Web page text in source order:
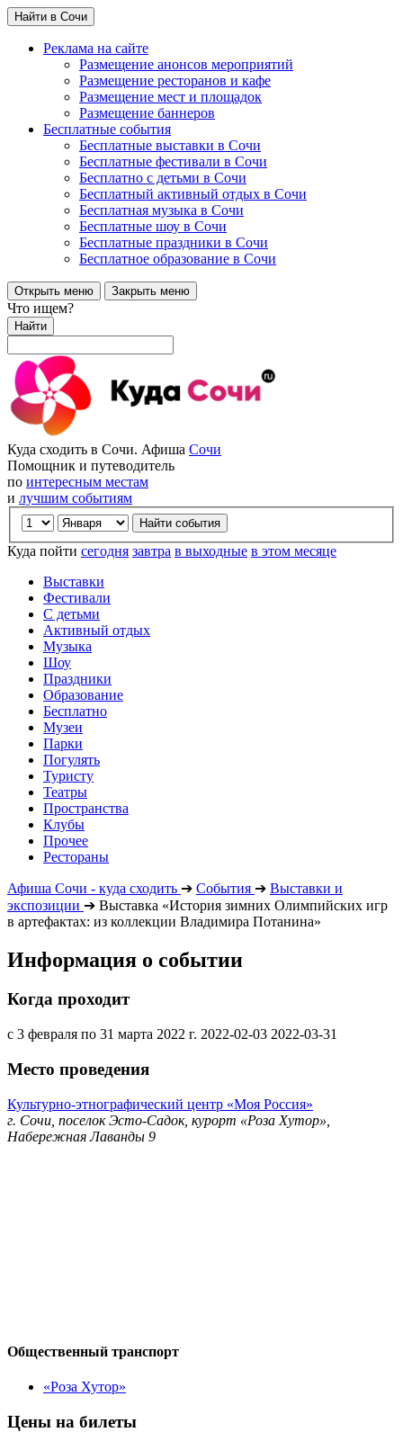
Найти в Сочи
Реклама на сайте
Размещение анонсов мероприятий
Размещение ресторанов и кафе
Размещение мест и площадок
Размещение баннеров
Бесплатные события
Бесплатные выставки в Сочи
Бесплатные фестивали в Сочи
Бесплатно с детьми в Сочи
Бесплатный активный отдых в Сочи
Бесплатная музыка в Сочи
Бесплатные шоу в Сочи
Бесплатные праздники в Сочи
Бесплатное образование в Сочи
Открыть меню Закрыть меню
Что ищем?
Найти
Куда сходить в Сочи. Афиша Сочи
Помощник и путеводитель
по интересным местам
и лучшим событиям
Куда пойти сегодня завтра в выходные в этом месяце
Выставки
Фестивали
С детьми
Активный отдых
Музыка
Шоу
Праздники
Образование
Бесплатно
Музеи
Парки
Погулять
Туристу
Театры
Пространства
Клубы
Прочее
Рестораны
Афиша Сочи - куда сходить ➔ События ➔ Выставки и
экспозиции ➔ Выставка «История зимних Олимпийских игр
в артефактах: из коллекции Владимира Потанина»
Информация о событии
Когда проходит
с 3 февраля по 31 марта 2022 г. 2022-02-03 2022-03-31
Место проведения
Культурно-этнографический центр «Моя Россия»
г. Сочи, поселок Эсто-Садок, курорт «Роза Хутор»,
Набережная Лаванды 9
Общественный транспорт
«Роза Хутор»
Цены на билеты